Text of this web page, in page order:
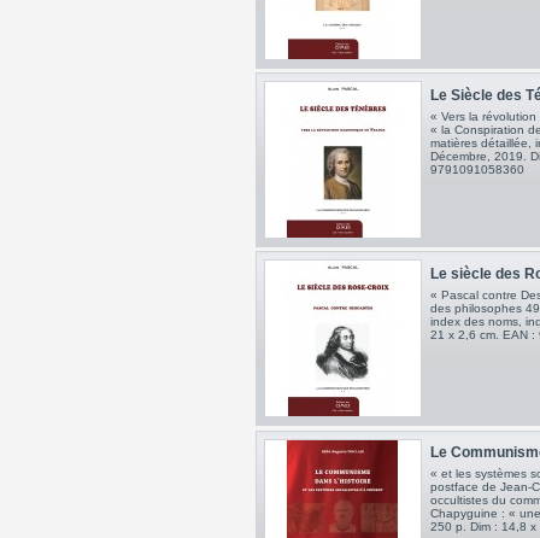
Le Siècle des
« Vers la
« la Conspiration
matières détaillée,
Décembre, 2019.
9791091058360
Le siècle des
« Pascal contre
des philosophes
index des noms,
21 x 2,6 cm. EAN
Le
« et les systèmes
postface de Jean-
occultistes du
Chapyguine : «
250 p. Dim : 14,8